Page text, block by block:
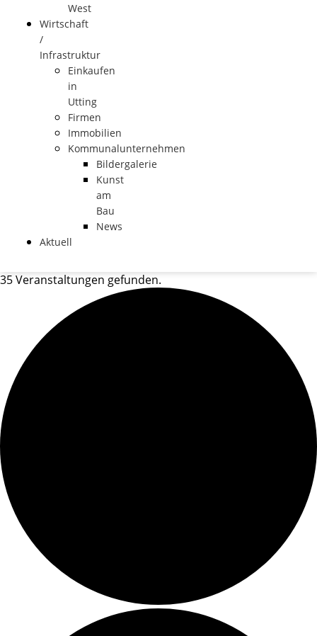
West
Wirtschaft
/
Infrastruktur
Einkaufen
in
Utting
Firmen
Immobilien
Kommunalunternehmen
Bildergalerie
Kunst
am
Bau
News
Aktuell
35 Veranstaltungen gefunden.